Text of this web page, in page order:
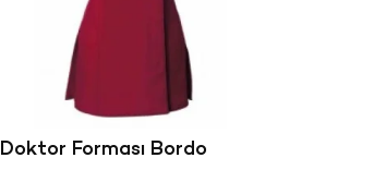
Doktor Forması Bordo